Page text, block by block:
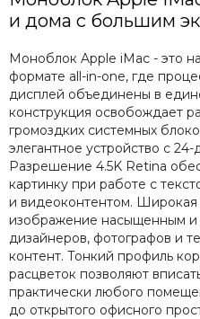
и дома с большим
Моноблок Apple iMac - это
формате all-in-one, где
дисплей объединены в
конструкция освобождает
громоздких системных
элегантное устройство с
Разрешение 4.5K Retina
картинку при работе с
и видеоконтентом. Широкая
изображение насыщенным и
дизайнеров, фотографов и
контент. Тонкий профиль
расцветок позволяют
практически любого
до открытого офисного